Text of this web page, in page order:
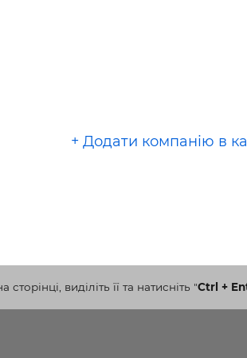
+ Додати компанію в
виділіть її та натисніть "Ctrl +